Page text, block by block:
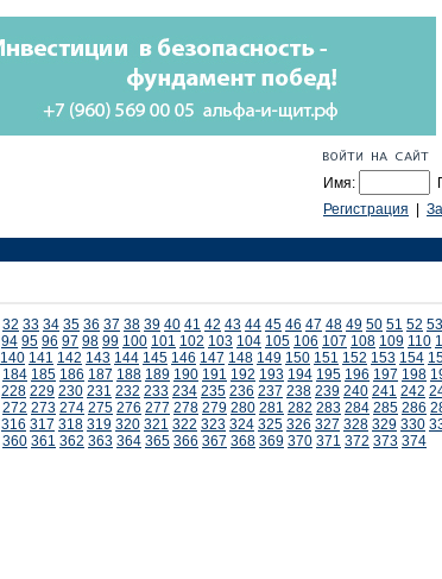
Имя:
Регистрация
32 33 34 35 36 37 38 39 40 41 42 43 44 45 46 47 48 49 50 51 52 53
94 95 96 97 98 99 100 101 102 103 104 105 106 107 108 109 110
140 141 142 143 144 145 146 147 148 149 150 151 152 153 154
184 185 186 187 188 189 190 191 192 193 194 195 196 197 198
228 229 230 231 232 233 234 235 236 237 238 239 240 241 242
272 273 274 275 276 277 278 279 280 281 282 283 284 285 286
316 317 318 319 320 321 322 323 324 325 326 327 328 329 330
360 361 362 363 364 365 366 367 368 369 370 371 372 373 374